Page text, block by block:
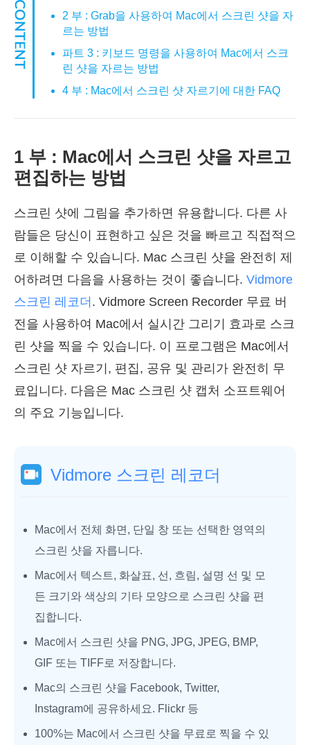
2 부 : Grab을 사용하여 Mac에서 스크린 샷을 자
르는 방법
파트 3 : 키보드 명령을 사용하여 Mac에서 스크
린 샷을 자르는 방법
4 부 : Mac에서 스크린 샷 자르기에 대한 FAQ
1 부 : Mac에서 스크린 샷을 자르고
편집하는 방법
스크린 샷에 그림을 추가하면 유용합니다. 다른 사
람들은 당신이 표현하고 싶은 것을 빠르고 직접적으
로 이해할 수 있습니다. Mac 스크린 샷을 완전히 제
어하려면 다음을 사용하는 것이 좋습니다. Vidmore
스크린 레코더 . Vidmore Screen Recorder 무료 버
전을 사용하여 Mac에서 실시간 그리기 효과로 스크
린 샷을 찍을 수 있습니다. 이 프로그램은 Mac에서
스크린 샷 자르기, 편집, 공유 및 관리가 완전히 무
료입니다. 다음은 Mac 스크린 샷 캡처 소프트웨어
의 주요 기능입니다.
Vidmore 스크린 레코더
Mac에서 전체 화면, 단일 창 또는 선택한 영역의
스크린 샷을 자릅니다.
Mac에서 텍스트, 화살표, 선, 흐림, 설명 선 및 모
든 크기와 색상의 기타 모양으로 스크린 샷을 편
집합니다.
Mac에서 스크린 샷을 PNG, JPG, JPEG, BMP,
GIF 또는 TIFF로 저장합니다.
Mac의 스크린 샷을 Facebook, Twitter,
Instagram에 공유하세요. Flickr 등
100%는 Mac에서 스크린 샷을 무료로 찍을 수 있